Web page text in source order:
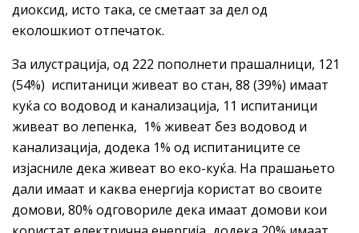
диоксид, исто така, се сметаат за дел од
еколошкиот отпечаток.
За илустрација, од 222 пополнети прашалници, 121
(54%) испитаници живеат во стан, 88 (39%) имаат
куќа со водовод и канализација, 11 испитаници
живеат во лепенка, 1% живеат без водовод и
канализација, додека 1% од испитаниците се
изјасниле дека живеат во еко-куќа. На прашањето
дали имаат и каква енергија користат во своите
домови, 80% одговориле дека имаат домови кои